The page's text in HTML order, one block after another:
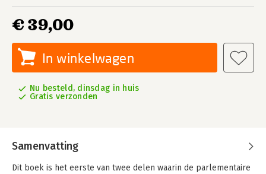
€ 39,00
In winkelwagen
Nu besteld, dinsdag in huis
Gratis verzonden
Samenvatting
Dit boek is het eerste van twee delen waarin de parlementaire